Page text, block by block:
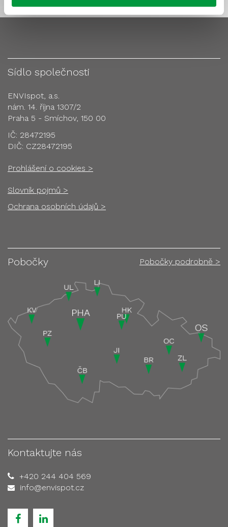
Sídlo společnosti
ENVIspot, a.s.
nám. 14. října 1307/2
Praha 5 - Smíchov, 150 00
IČ: 28472195
DIČ: CZ28472195
Prohlášení o cookies >
Slovník pojmů >
Ochrana osobních údajů >
Pobočky Pobočky podrobně >
Kontaktujte nás
+420 244 404 569
info@envispot.cz